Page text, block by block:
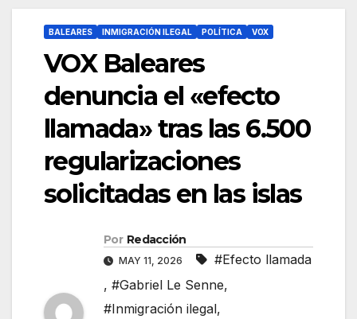
BALEARES INMIGRACIÓN ILEGAL POLÍTICA VOX
VOX Baleares
denuncia el «efecto
llamada» tras las 6.500
regularizaciones
solicitadas en las islas
Por Redacción
MAY 11, 2026
#Efecto llamada
, #Gabriel Le Senne,
#Inmigración ilegal,